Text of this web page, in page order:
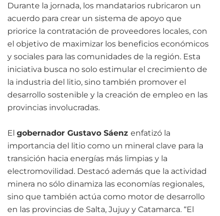
Durante la jornada, los mandatarios rubricaron un
acuerdo para crear un sistema de apoyo que
priorice la contratación de proveedores locales, con
el objetivo de maximizar los beneficios económicos
y sociales para las comunidades de la región. Esta
iniciativa busca no solo estimular el crecimiento de
la industria del litio, sino también promover el
desarrollo sostenible y la creación de empleo en las
provincias involucradas.
El gobernador Gustavo Sáenz enfatizó la
importancia del litio como un mineral clave para la
transición hacia energías más limpias y la
electromovilidad. Destacó además que la actividad
minera no sólo dinamiza las economías regionales,
sino que también actúa como motor de desarrollo
en las provincias de Salta, Jujuy y Catamarca. “El